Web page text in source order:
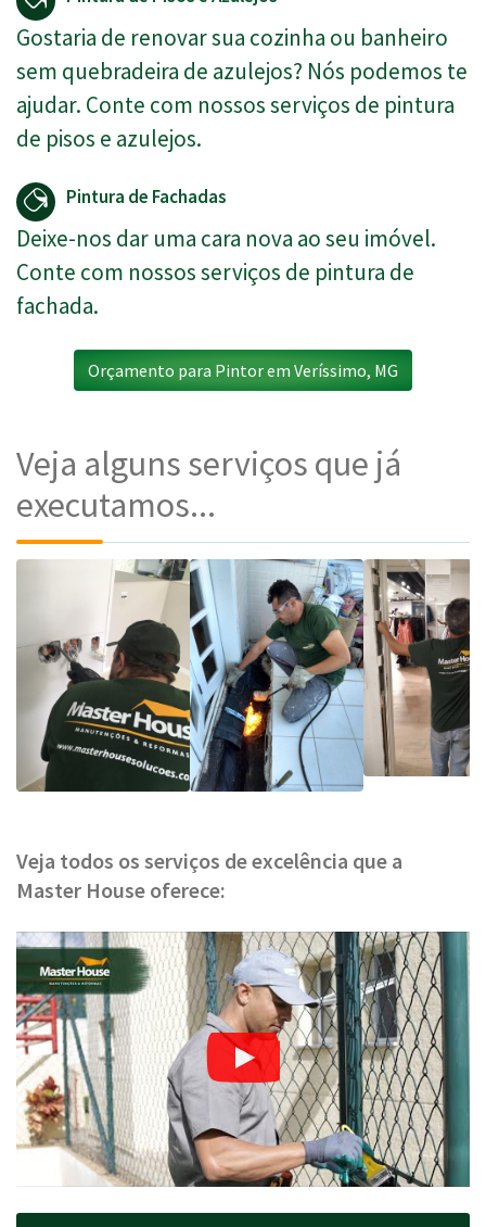
Gostaria de renovar sua cozinha ou banheiro
sem quebradeira de azulejos? Nós podemos te
ajudar. Conte com nossos serviços de pintura
de pisos e azulejos.
Pintura de Fachadas
Deixe-nos dar uma cara nova ao seu imóvel.
Conte com nossos serviços de pintura de
fachada.
Orçamento para Pintor em Veríssimo, MG
Veja alguns serviços que já
executamos...
Veja todos os serviços de excelência que a
Master House oferece: